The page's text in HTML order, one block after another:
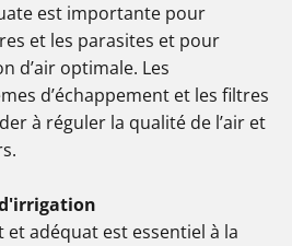
est importante pour
et les parasites et pour
d’air optimale. Les
d’échappement et les filtres
à réguler la qualité de l’air et
adéquat est essentiel à la